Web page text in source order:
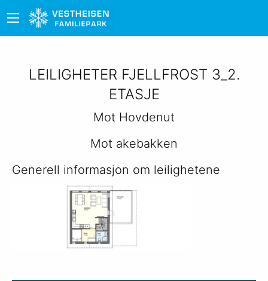
LEILIGHETER FJELLFROST 3_2.
ETASJE
Mot Hovdenut
Mot akebakken
Generell informasjon om leilighetene